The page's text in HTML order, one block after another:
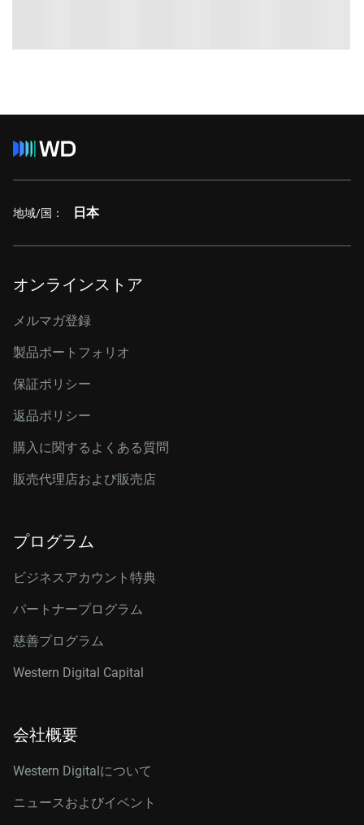
地域/国： 日本
オンラインストア
メルマガ登録
製品ポートフォリオ
保証ポリシー
返品ポリシー
購入に関するよくある質問
販売代理店および販売店
プログラム
ビジネスアカウント特典
パートナープログラム
慈善プログラム
Western Digital Capital
会社概要
Western Digitalについて
ニュースおよびイベント